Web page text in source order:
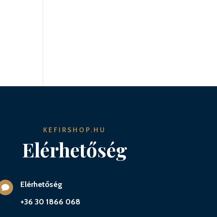
KEFIRSHOP.HU
Elérhetőség

Elérhetőség
+36 30 1866 068